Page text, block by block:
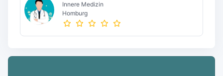
Innere Medizin
Homburg